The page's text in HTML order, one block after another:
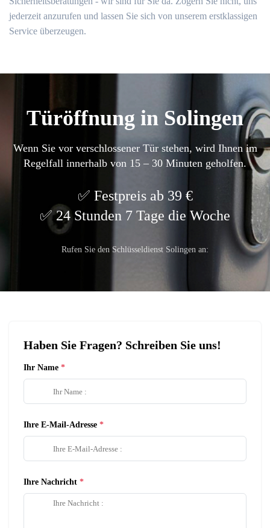
jederzeit anzurufen und lassen Sie sich von unserem erstklassigen
Service überzeugen.
Türöffnung in Solingen
Wenn Sie vor verschlossener Tür stehen, wird Ihnen im
Regelfall innerhalb von 15 – 30 Minuten geholfen.
Festpreis ab 39 €
24 Stunden 7 Tage die Woche
Rufen Sie den Schlüsseldienst Solingen an:
Haben Sie Fragen? Schreiben Sie uns!
Ihr Name
Ihre E-Mail-Adresse
Ihre Nachricht